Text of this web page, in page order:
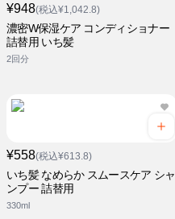
¥948(税込¥1,042.8)
濃密W保湿ケア コンディショナー
詰替用 いち髪
2回分
¥558(税込¥613.8)
いち髪 なめらか スムースケア シャ
ンプー 詰替用
330ml